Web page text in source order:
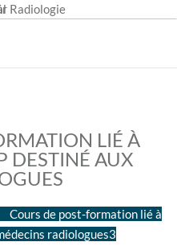
LIÉ À
DESTINÉ AUX
Cours de post-formation lié à
radiologues3